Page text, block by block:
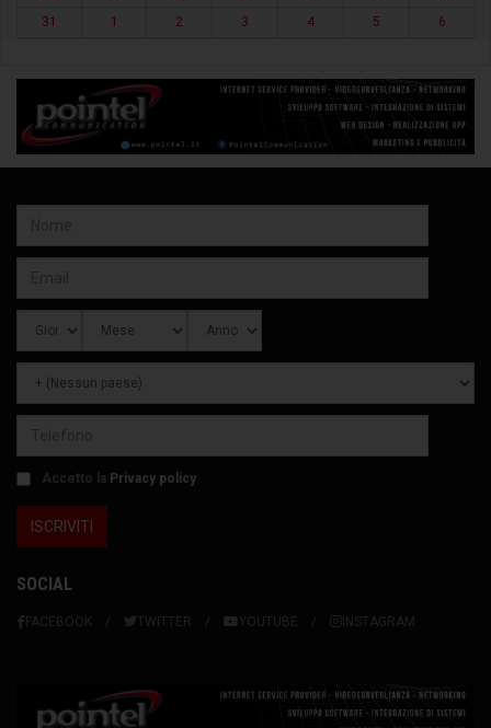
31
1 2 3 4 5 6
Accetto la Privacy policy
SOCIAL
FACEBOOK TWITTER YOUTUBE INSTAGRAM